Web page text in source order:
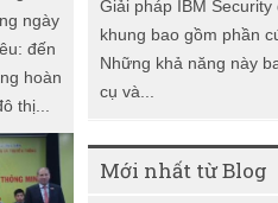
Giải pháp IBM
khung bao gồm phần
Những khả năng này
cụ và...
Mới nhất từ Blog
ngày
đến
hoàn
thị...